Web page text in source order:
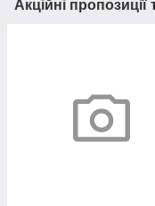
Акційні